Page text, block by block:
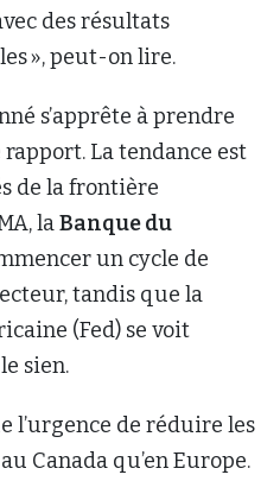
des résultats
», peut-on lire.
s’apprête à prendre
La tendance est
de la frontière
laBanque du
un cycle de
tandis que la
(Fed) se voit
sien.
l’urgence de réduire les
Canada qu’en Europe.